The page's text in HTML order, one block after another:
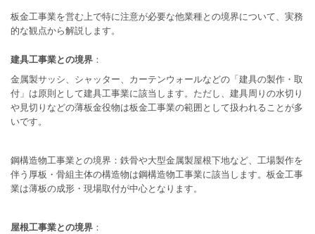
板金工事業を営む上で特に注意が必要な他業種との境界について、実務
的な観点から解説します。
建具工事業との境界 ：
金属製サッシ、シャッター、カーテンウォールなどの「建具の製作・取
付」は原則として建具工事業に該当します。ただし、建具周りの水切り
や見切りなどの薄板金役物は板金工事業の範囲として扱われることが多
いです。
鋼構造物工事業との境界：鉄骨や大型金属製屋根下地など、工場製作を
伴う厚板・骨組主体の構造物は鋼構造物工事業に該当します。板金工事
業は薄板の成形・現場取付が中心となります。
屋根工事業との境界 ：